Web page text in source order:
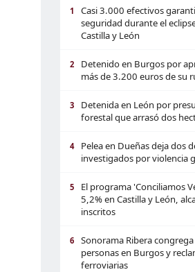
1
Casi 3.000 efectivos
seguridad durante el
Castilla y León
2
Detenido en Burgos por
más de 3.200 euros de su
3
Detenida en León por
forestal que arrasó dos
4
Pelea en Dueñas deja dos
investigados por violencia
5
El programa 'Conciliamos
5,2% en Castilla y León,
inscritos
6
Sonorama Ribera
personas en Burgos y
ferroviarias